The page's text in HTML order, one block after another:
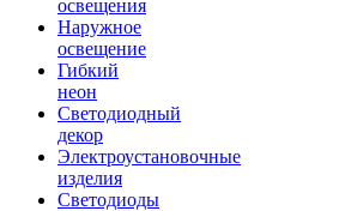
освещения
Наружное
освещение
Гибкий
неон
Светодиодный
декор
Электроустановочные
изделия
Светодиоды